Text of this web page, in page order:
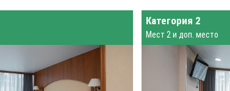
Категория 2
Мест 2 и доп. место